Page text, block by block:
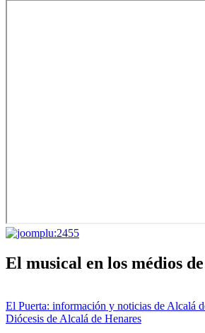
El musical en los médios
El Puerta: información y noticias de Alcalá
Diócesis de Alcalá de Henares